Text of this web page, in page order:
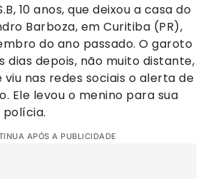
10 anos, que deixou a casa do
Barboza, em Curitiba (PR),
do ano passado. O garoto
dias depois, não muito distante,
viu nas redes sociais o alerta de
Ele levou o menino para sua
polícia.
APÓS A PUBLICIDADE